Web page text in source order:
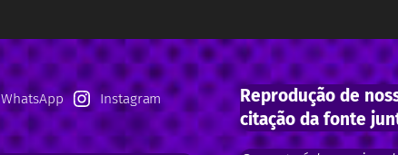
WhatsApp
Instagram
Reprodução de
citação da fonte